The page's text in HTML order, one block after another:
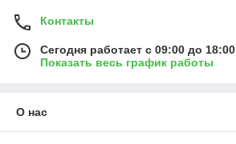
Контакты
Сегодня работает с 09:00 до 18:00
Показать весь график работы
О нас